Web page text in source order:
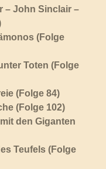
– John Sinclair –
(Folge
Toten (Folge
(Folge 84)
(Folge 102)
den Giganten
Teufels (Folge